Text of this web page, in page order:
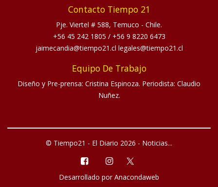
Contacto Tiempo 21
Pje. Viertel # 588, Temuco - Chile.
+56 45 242 1805 / +56 9 8220 6473
jaimecandia@tiempo21.cl legales@tiempo21.cl
Equipo De Trabajo
Diseño y Pre-prensa: Cristina Espinoza. Periodista: Claudio
Nuñez.
© Tiempo21 - El Diario 2026 - Noticias...
Desarrollado por Anacondaweb